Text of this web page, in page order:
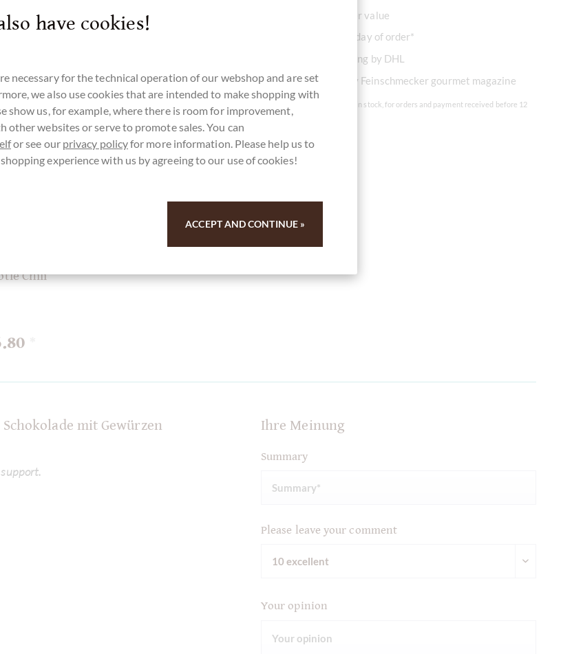
Ground
Chili
No minimum order value
Ready to ship on day of order*
Worldwide shipping by DHL
Recommended by Feinschmecker gourmet magazine
* On working days for goods in stock, for orders and payment received before 12
mit Gewürzen Ihre Meinung
Summary
Please leave your comment
Your opinion
have cookies!
necessary for the technical operation of our webshop and are set
we also use cookies that are intended to make shopping with
show us, for example, where there is room for improvement,
other websites or serve to promote sales. You can
or see our privacy policyfor more information. Please help us to
experience with us by agreeing to our use of cookies!
ACCEPT AND CONTINUE »